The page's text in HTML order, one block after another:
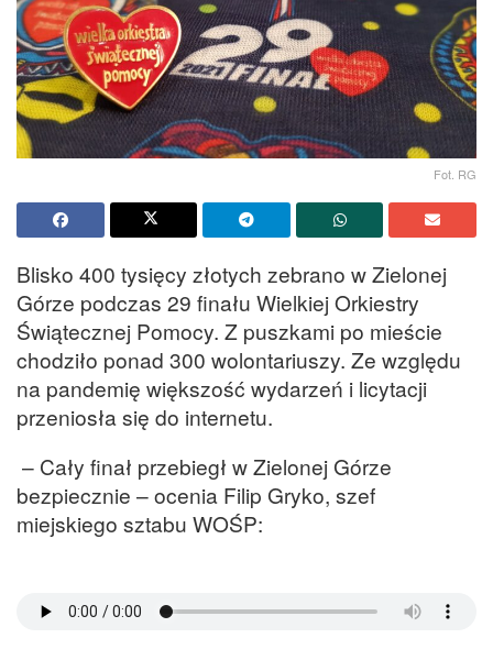
Fot. RG
Blisko 400 tysięcy złotych zebrano w Zielonej
Górze podczas 29 finału Wielkiej Orkiestry
Świątecznej Pomocy. Z puszkami po mieście
chodziło ponad 300 wolontariuszy. Ze względu
na pandemię większość wydarzeń i licytacji
przeniosła się do internetu.
– Cały finał przebiegł w Zielonej Górze
bezpiecznie – ocenia Filip Gryko, szef
miejskiego sztabu WOŚP: